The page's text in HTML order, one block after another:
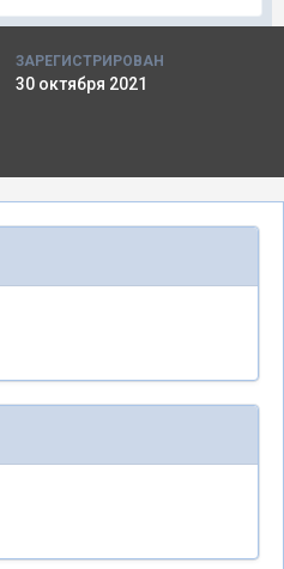
ЗАРЕГИСТРИРОВАН
30 октября 2021